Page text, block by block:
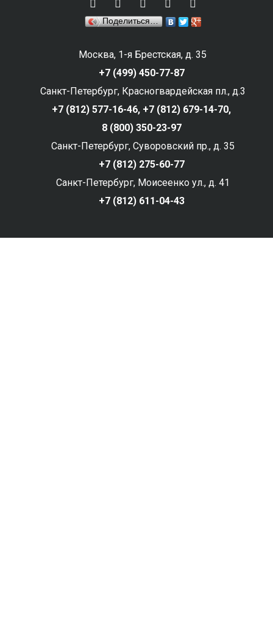
Поделиться…
Москва, 1-я Брестская, д. 35
+7 (499) 450-77-87
Санкт-Петербург, Красногвардейская пл., д.3
+7 (812) 577-16-46, +7 (812) 679-14-70,
8 (800) 350-23-97
Санкт-Петербург, Суворовский пр., д. 35
+7 (812) 275-60-77
Санкт-Петербург, Моисеенко ул., д. 41
+7 (812) 611-04-43